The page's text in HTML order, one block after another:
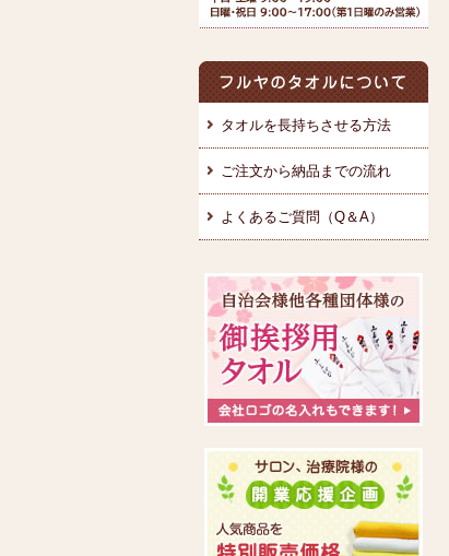
タオルを長持ちさせる方法
ご注文から納品までの流れ
よくあるご質問（Q＆A）